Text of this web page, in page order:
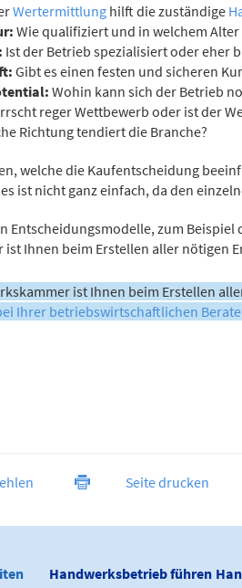
Wertermittlung hilft die zuständige
Wie qualifiziert und in welchem Alter
Ist der Betrieb spezialisiert oder eher
Gibt es einen festen und sicheren
Wohin kann sich der Betrieb
reger Wettbewerb oder ist der
Richtung tendiert die Branche?
welche die Kaufentscheidung
ist nicht ganz einfach, da den
Entscheidungsmodelle, zum
ist Ihnen beim Erstellen aller nötigen
ist Ihnen beim Erstellen
Ihrer betriebswirtschaftlichen
Seite drucken
Handwerksbetrieb führen